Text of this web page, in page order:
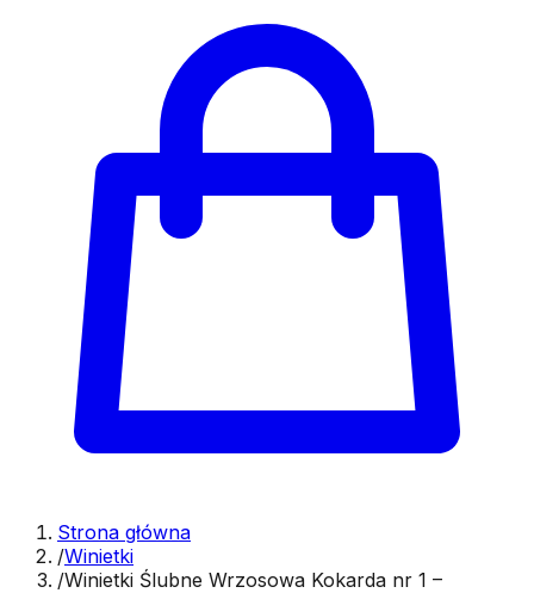
Strona główna
/Winietki
/Winietki Ślubne Wrzosowa Kokarda nr 1 –